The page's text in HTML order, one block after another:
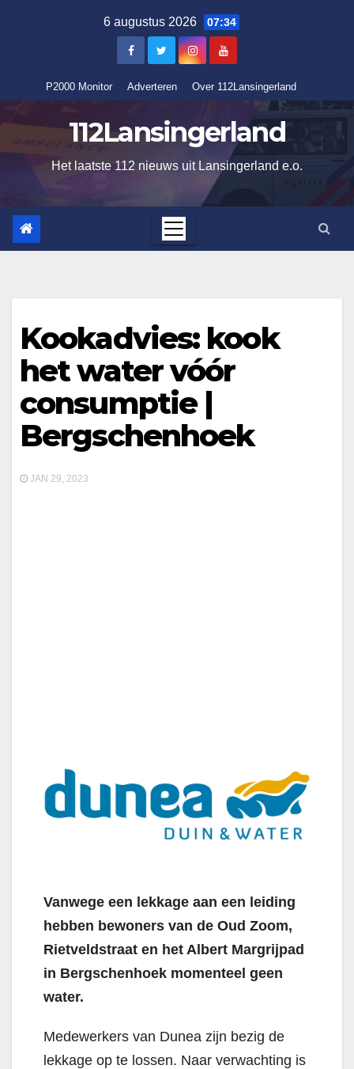
6 augustus 2026 07:34
P2000 Monitor Adverteren Over 112Lansingerland
112Lansingerland
Het laatste 112 nieuws uit Lansingerland e.o.
Kookadvies: kook
het water vóór
consumptie |
Bergschenhoek
JAN 29, 2023
Vanwege een lekkage aan een leiding
hebben bewoners van de Oud Zoom,
Rietveldstraat en het Albert Margrijpad
in Bergschenhoek momenteel geen
water.
Medewerkers van Dunea zijn bezig de
lekkage op te lossen. Naar verwachting is